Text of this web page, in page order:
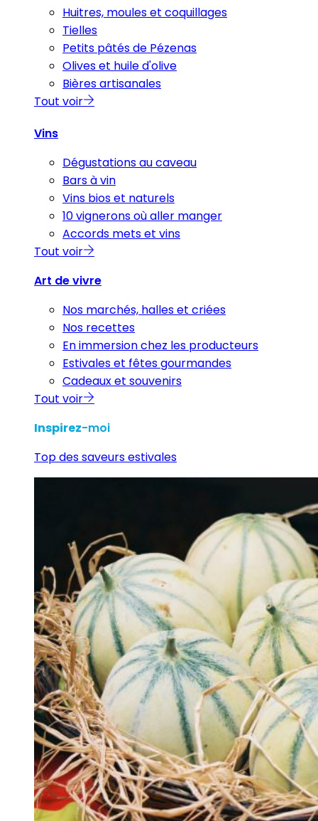
Huitres, moules et coquillages
Tielles
Petits pâtés de Pézenas
Olives et huile d'olive
Bières artisanales
Tout voir
Vins
Dégustations au caveau
Bars à vin
Vins bios et naturels
10 vignerons où aller manger
Accords mets et vins
Tout voir
Art de vivre
Nos marchés, halles et criées
Nos recettes
En immersion chez les producteurs
Estivales et fêtes gourmandes
Cadeaux et souvenirs
Tout voir
Inspirez-moi
Top des saveurs estivales